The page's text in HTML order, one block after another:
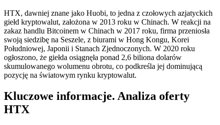
HTX, dawniej znane jako Huobi, to jedna z czołowych azjatyckich
giełd kryptowalut, założona w 2013 roku w Chinach. W reakcji na
zakaz handlu Bitcoinem w Chinach w 2017 roku, firma przeniosła
swoją siedzibę na Seszele, z biurami w Hong Kongu, Korei
Południowej, Japonii i Stanach Zjednoczonych. W 2020 roku
ogłoszono, że giełda osiągnęła ponad 2,6 biliona dolarów
skumulowanego wolumenu obrotu, co podkreśla jej dominującą
pozycję na światowym rynku kryptowalut.
Kluczowe informacje. Analiza oferty
HTX